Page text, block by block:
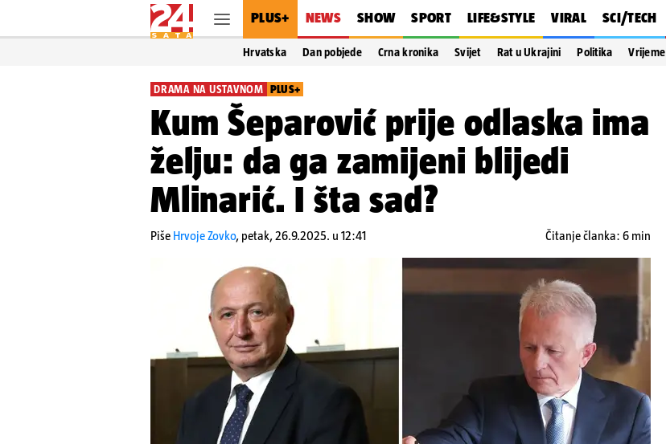
PLUS+ NEWS SHOW SPORT LIFE&STYLE VIRAL SCI/TECH
Hrvatska Dan pobjede Crna kronika Svijet Rat u Ukrajini Politika Vrijeme
DRAMA NA USTAVNOM PLUS+
Kum Šeparović prije odlaska ima
želju: da ga zamijeni blijedi
Mlinarić. I šta sad?
Piše Hrvoje Zovko, petak, 26.9.2025. u 12:41 Čitanje članka: 6 min